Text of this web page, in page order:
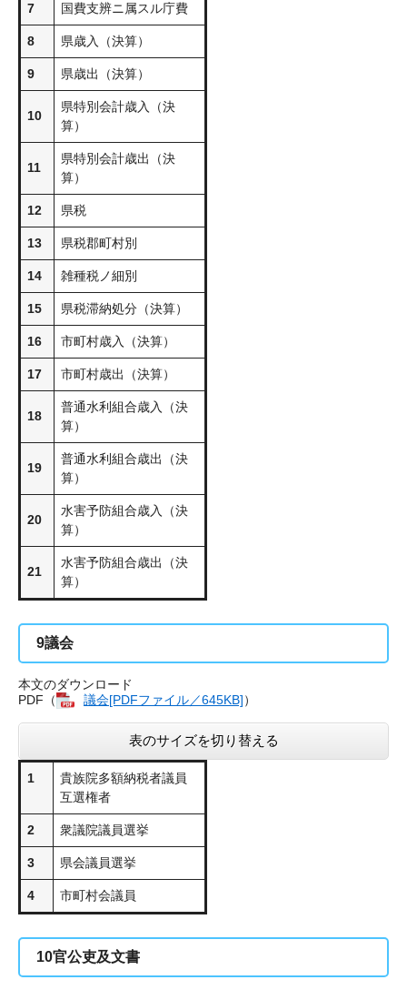
7 国費支辨ニ属スル庁費
8 県歳入（決算）
9 県歳出（決算）
10
県特別会計歳入（決
算）
11
県特別会計歳出（決
算）
12 県税
13 県税郡町村別
14 雑種税ノ細別
15 県税滞納処分（決算）
16 市町村歳入（決算）
17 市町村歳出（決算）
18
普通水利組合歳入（決
算）
19
普通水利組合歳出（決
算）
20
水害予防組合歳入（決
算）
21
水害予防組合歳出（決
算）
9議会
本文のダウンロード
PDF（
議会[PDFファイル／645KB]）
表のサイズを切り替える
1
貴族院多額納税者議員
互選権者
2 衆議院議員選挙
3 県会議員選挙
4 市町村会議員
10官公吏及文書